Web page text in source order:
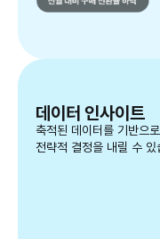
데이터 인사이트
축적된 데이터를 기반으
전략적 결정을 내릴 수 있